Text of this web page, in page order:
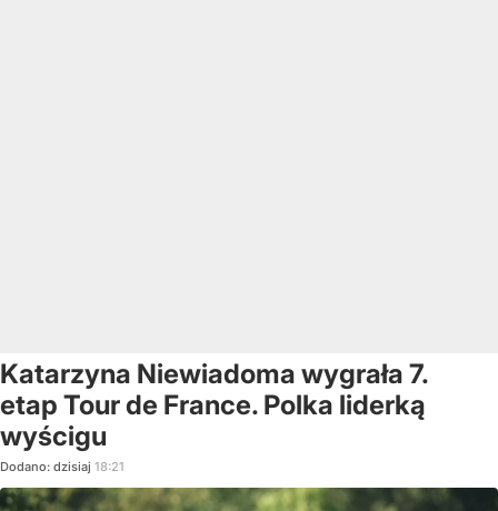
Katarzyna Niewiadoma wygrała 7.
etap Tour de France. Polka liderką
wyścigu
Dodano: dzisiaj 18:21